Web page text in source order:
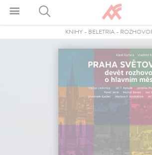
KNIHY - BELETRIA -